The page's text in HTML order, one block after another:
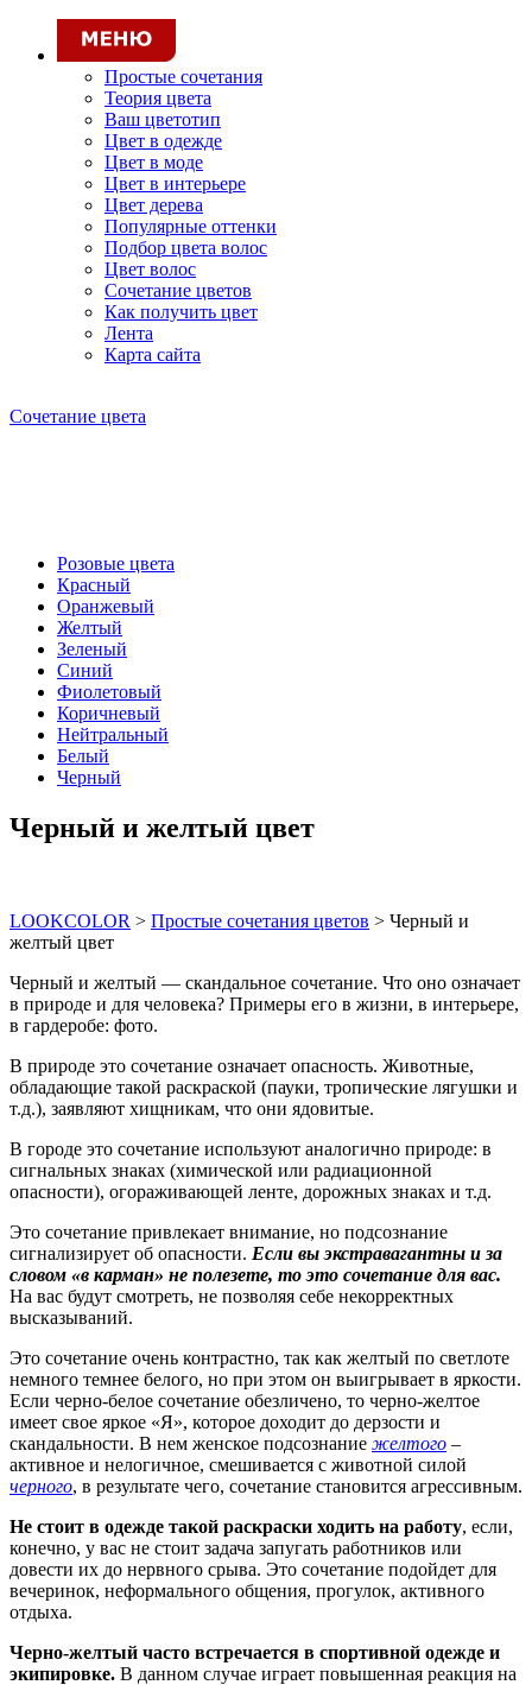
Простые сочетания
Теория цвета
Ваш цветотип
Цвет в одежде
Цвет в моде
Цвет в интерьере
Цвет дерева
Популярные оттенки
Подбор цвета волос
Цвет волос
Сочетание цветов
Как получить цвет
Лента
Карта сайта
Сочетание цвета
Розовые цвета
Красный
Оранжевый
Желтый
Зеленый
Синий
Фиолетовый
Коричневый
Нейтральный
Белый
Черный
Черный и желтый цвет
LOOKCOLOR > Простые сочетания цветов > Черный и
желтый цвет
Черный и желтый — скандальное сочетание. Что оно означает
в природе и для человека? Примеры его в жизни, в интерьере,
в гардеробе: фото.
В природе это сочетание означает опасность. Животные,
обладающие такой раскраской (пауки, тропические лягушки и
т.д.), заявляют хищникам, что они ядовитые.
В городе это сочетание используют аналогично природе: в
сигнальных знаках (химической или радиационной
опасности), огораживающей ленте, дорожных знаках и т.д.
Это сочетание привлекает внимание, но подсознание
сигнализирует об опасности. Если вы экстравагантны и за
словом «в карман» не полезете, то это сочетание для вас.
На вас будут смотреть, не позволяя себе некорректных
высказываний.
Это сочетание очень контрастно, так как желтый по светлоте
немного темнее белого, но при этом он выигрывает в яркости.
Если черно-белое сочетание обезличено, то черно-желтое
имеет свое яркое «Я», которое доходит до дерзости и
скандальности. В нем женское подсознание желтого –
активное и нелогичное, смешивается с животной силой
черного, в результате чего, сочетание становится агрессивным.
Не стоит в одежде такой раскраски ходить на работу, если,
конечно, у вас не стоит задача запугать работников или
довести их до нервного срыва. Это сочетание подойдет для
вечеринок, неформального общения, прогулок, активного
отдыха.
Черно-желтый часто встречается в спортивной одежде и
экипировке. В данном случае играет повышенная реакция на